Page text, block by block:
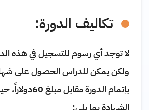
تكاليف الدورة:
لا توجد أي رسوم للتسجيل في هذه
ولكن يمكن للدراس الحصول على
بإتمام الدورة مقابل مبلغ60دولاراً،